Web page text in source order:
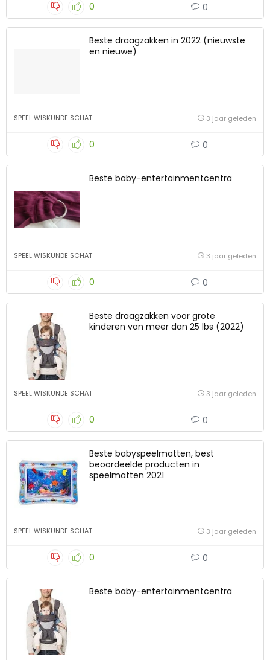
0 0
Beste draagzakken in 2022 (nieuwste
en nieuwe)
SPEEL WISKUNDE SCHAT 3 jaar geleden
0 0
Beste baby-entertainmentcentra
SPEEL WISKUNDE SCHAT 3 jaar geleden
0 0
Beste draagzakken voor grote
kinderen van meer dan 25 lbs (2022)
SPEEL WISKUNDE SCHAT 3 jaar geleden
0 0
Beste babyspeelmatten, best
beoordeelde producten in
speelmatten 2021
SPEEL WISKUNDE SCHAT 3 jaar geleden
0 0
Beste baby-entertainmentcentra